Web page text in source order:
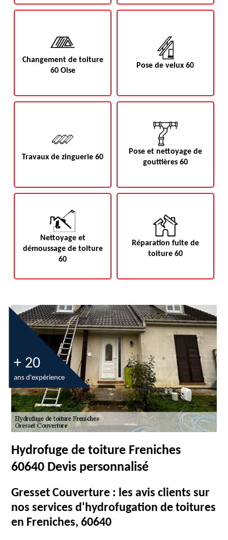
Changement de toiture
60 Oise
Pose de velux 60
Travaux de zinguerie 60
Pose et nettoyage de
gouttières 60
Nettoyage et
démoussage de toiture
60
Réparation fuite de
toiture 60
+ 20
ans d'expérience
Hydrofuge de toiture Freniches
60640 Devis personnalisé
Gresset Couverture : les avis clients sur
nos services d'hydrofugation de toitures
en Freniches, 60640